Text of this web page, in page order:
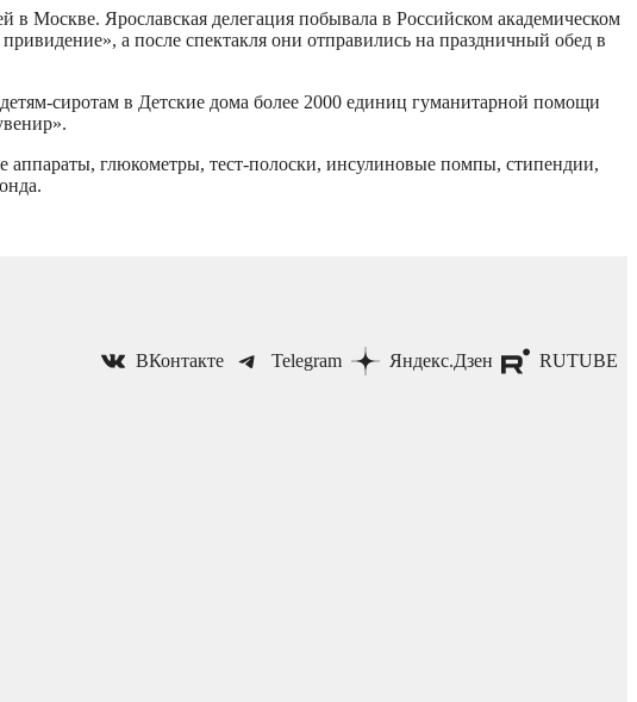
Москве. Ярославская делегация побывала в Российском академическом
а после спектакля они отправились на праздничный обед в
сиротам в Детские дома более 2000 единиц гуманитарной помощи
глюкометры, тест-полоски, инсулиновые помпы, стипендии,
ВКонтакте Telegram Яндекс.Дзен RUTUBE